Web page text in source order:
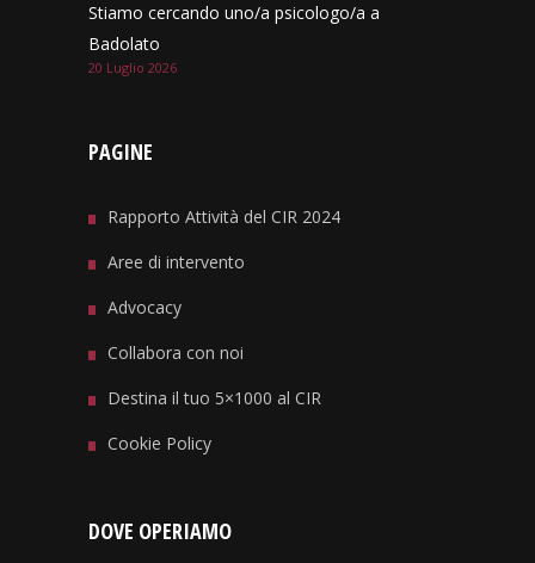
Stiamo cercando uno/a psicologo/a a
Badolato
20 Luglio 2026
PAGINE
Rapporto Attività del CIR 2024
Aree di intervento
Advocacy
Collabora con noi
Destina il tuo 5×1000 al CIR
Cookie Policy
DOVE OPERIAMO